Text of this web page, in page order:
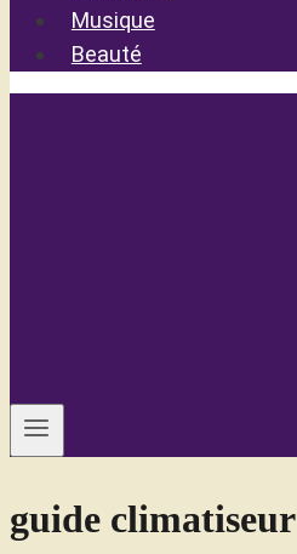
Musique
Beauté
guide climatiseur